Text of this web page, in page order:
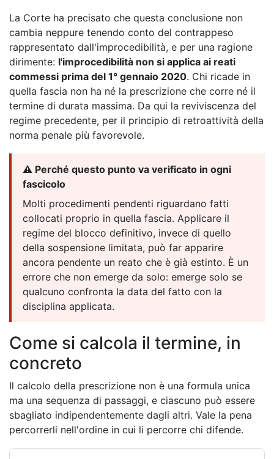
La Corte ha precisato che questa conclusione non
cambia neppure tenendo conto del contrappeso
rappresentato dall'improcedibilità, e per una ragione
dirimente: l'improcedibilità non si applica ai reati
commessi prima del 1° gennaio 2020. Chi ricade in
quella fascia non ha né la prescrizione che corre né il
termine di durata massima. Da qui la reviviscenza del
regime precedente, per il principio di retroattività della
norma penale più favorevole.
⚠️ Perché questo punto va verificato in ogni
fascicolo
Molti procedimenti pendenti riguardano fatti
collocati proprio in quella fascia. Applicare il
regime del blocco definitivo, invece di quello
della sospensione limitata, può far apparire
ancora pendente un reato che è già estinto. È un
errore che non emerge da solo: emerge solo se
qualcuno confronta la data del fatto con la
disciplina applicata.
Come si calcola il termine, in
concreto
Il calcolo della prescrizione non è una formula unica
ma una sequenza di passaggi, e ciascuno può essere
sbagliato indipendentemente dagli altri. Vale la pena
percorrerli nell'ordine in cui li percorre chi difende.